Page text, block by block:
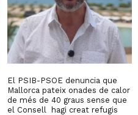
El PSIB-PSOE denuncia que
Mallorca pateix onades de calor
de més de 40 graus sense que
el Consell hagi creat refugis